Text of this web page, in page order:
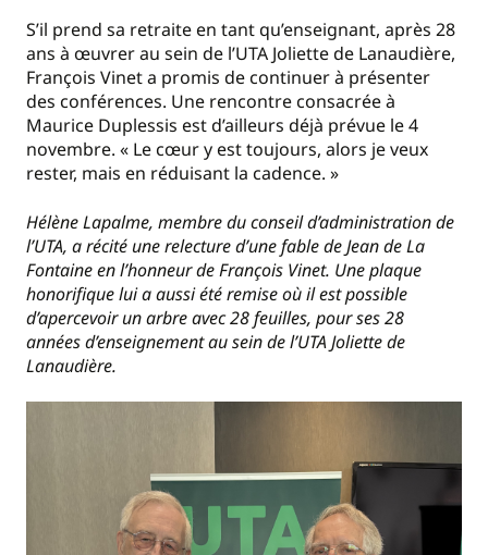
S’il prend sa retraite en tant qu’enseignant, après 28
ans à œuvrer au sein de l’UTA Joliette de Lanaudière,
François Vinet a promis de continuer à présenter
des conférences. Une rencontre consacrée à
Maurice Duplessis est d’ailleurs déjà prévue le 4
novembre. « Le cœur y est toujours, alors je veux
rester, mais en réduisant la cadence. »
Hélène Lapalme, membre du conseil d’administration de
l’UTA, a récité une relecture d’une fable de Jean de La
Fontaine en l’honneur de François Vinet. Une plaque
honorifique lui a aussi été remise où il est possible
d’apercevoir un arbre avec 28 feuilles, pour ses 28
années d’enseignement au sein de l’UTA Joliette de
Lanaudière.